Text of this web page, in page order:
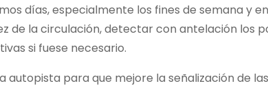
días, especialmente los fines de semana y
de la circulación, detectar con antelación los
si fuese necesario.
para que mejore la señalización de